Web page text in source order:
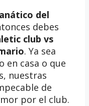
del
debes
club vs
. Ya sea
en casa o que
nuestras
de
por el club.